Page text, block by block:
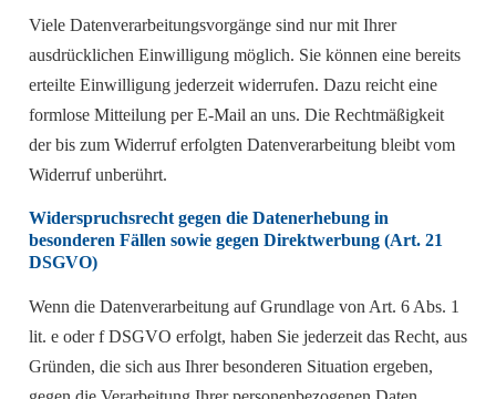
Viele Datenverarbeitungsvorgänge sind nur mit Ihrer
ausdrücklichen Einwilligung möglich. Sie können eine bereits
erteilte Einwilligung jederzeit widerrufen. Dazu reicht eine
formlose Mitteilung per E-Mail an uns. Die Rechtmäßigkeit
der bis zum Widerruf erfolgten Datenverarbeitung bleibt vom
Widerruf unberührt.
Widerspruchsrecht gegen die Datenerhebung in
besonderen Fällen sowie gegen Direktwerbung (Art. 21
DSGVO)
Wenn die Datenverarbeitung auf Grundlage von Art. 6 Abs. 1
lit. e oder f DSGVO erfolgt, haben Sie jederzeit das Recht, aus
Gründen, die sich aus Ihrer besonderen Situation ergeben,